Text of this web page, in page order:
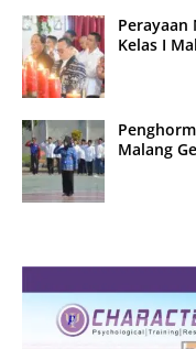
Perayaan
Kelas I
Malang